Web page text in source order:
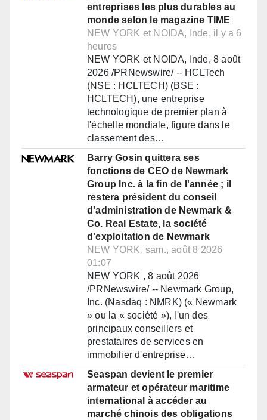
entreprises les plus durables au
monde selon le magazine TIME
NEW YORK et NOIDA, Inde, il y a 6
heures
NEW YORK et NOIDA, Inde, 8 août
2026 /PRNewswire/ -- HCLTech
(NSE : HCLTECH) (BSE :
HCLTECH), une entreprise
technologique de premier plan à
l'échelle mondiale, figure dans le
classement des…
Barry Gosin quittera ses
fonctions de CEO de Newmark
Group Inc. à la fin de l'année ; il
restera président du conseil
d'administration de Newmark &
Co. Real Estate, la société
d'exploitation de Newmark
NEW YORK, sam., août 8 2026
01:07
NEW YORK , 8 août 2026
/PRNewswire/ -- Newmark Group,
Inc. (Nasdaq : NMRK) (« Newmark
» ou la « société »), l'un des
principaux conseillers et
prestataires de services en
immobilier d'entreprise…
Seaspan devient le premier
armateur et opérateur maritime
international à accéder au
marché chinois des obligations